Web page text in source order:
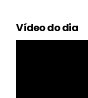
Vídeo do dia